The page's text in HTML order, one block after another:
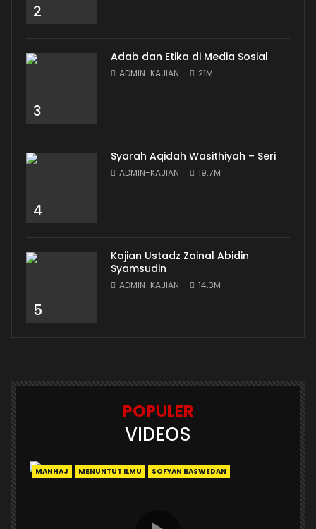
2
3
Adab dan Etika di Media Sosial
ADMIN-KAJIAN 21M
4
Syarah Aqidah Wasithiyah – Seri
ADMIN-KAJIAN 19.7M
5
Kajian Ustadz Zainal Abidin
Syamsudin
ADMIN-KAJIAN 14.3M
POPULER
VIDEOS
MANHAJ MENUNTUT ILMU SOFYAN BASWEDAN